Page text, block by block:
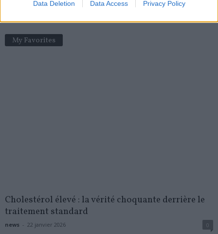
Data Deletion Data Access Privacy Policy
Insomnie : une nouvelle solution bientôt en France
My Favorites
Cholestérol élevé : la vérité choquante derrière le
traitement standard
news - 22 janvier 2026 0